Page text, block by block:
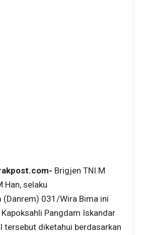
Brigjen TNI M
Han, selaku
(Danrem) 031/Wira Bima ini
Pangdam Iskandar
tersebut diketahui berdasarkan